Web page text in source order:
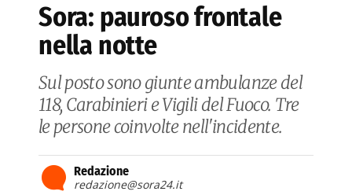
Sora: pauroso frontale
nella notte
Sul posto sono giunte ambulanze del
118, Carabinieri e Vigili del Fuoco. Tre
le persone coinvolte nell'incidente.
Redazione
redazione@sora24.it